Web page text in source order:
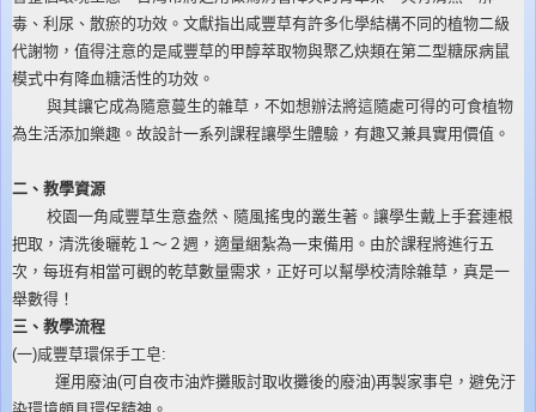
毒、利尿、散瘀的功效。文獻指出咸豐草有許多化學結構不同的植物二級
代謝物，值得注意的是咸豐草的甲醇萃取物與聚乙炔類在第二型糖尿病鼠
模式中有降血糖活性的功效。
與其讓它成為隨意蔓生的雜草，不如想辦法將這隨處可得的可食植物
為生活添加樂趣。故設計一系列課程讓學生體驗，有趣又兼具實用價值。
二、教學資源
校園一角咸豐草生意盎然、隨風搖曳的叢生著。讓學生戴上手套連根
把取，清洗後曬乾１～２週，適量綑紮為一束備用。由於課程將進行五
次，每班有相當可觀的乾草數量需求，正好可以幫學校清除雜草，真是一
舉數得！
三、教學流程
(一)咸豐草環保手工皂:
運用廢油(可自夜市油炸攤販討取收攤後的廢油)再製家事皂，避免汙